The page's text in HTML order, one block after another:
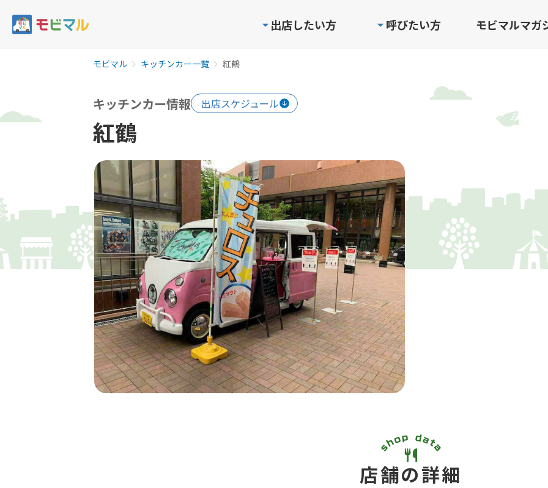
出店したい方 呼びたい方 モビマルマガ
モビマル キッチンカー一覧 紅鶴
キッチンカー情報 出店スケジュール
紅鶴
店舗の詳細